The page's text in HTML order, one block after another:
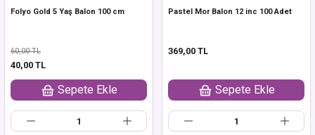
Folyo Gold 5 Yaş Balon 100 cm
60,00 TL
40,00 TL
Sepete Ekle
Pastel Mor Balon 12 inc 100 Adet
369,00 TL
Sepete Ekle